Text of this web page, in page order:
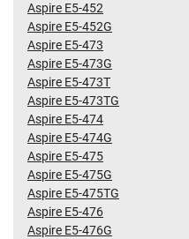
Aspire E5-452
Aspire E5-452G
Aspire E5-473
Aspire E5-473G
Aspire E5-473T
Aspire E5-473TG
Aspire E5-474
Aspire E5-474G
Aspire E5-475
Aspire E5-475G
Aspire E5-475TG
Aspire E5-476
Aspire E5-476G